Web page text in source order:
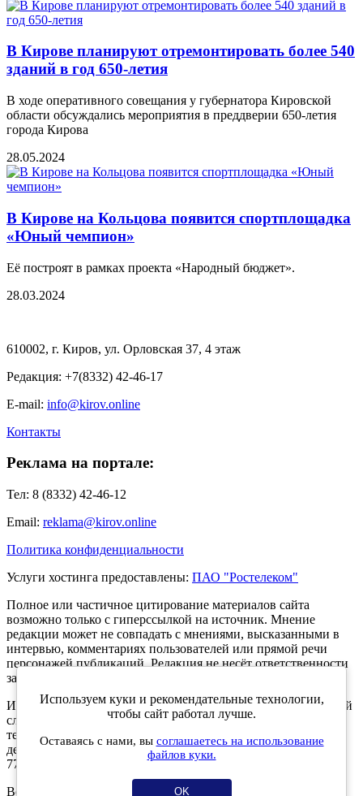
В Кирове планируют отремонтировать более 540
зданий в год 650-летия
В ходе оперативного совещания у губернатора Кировской
области обсуждались мероприятия в преддверии 650-летия
города Кирова
28.05.2024
В Кирове на Кольцова появится спортплощадка
«Юный чемпион»
Её построят в рамках проекта «Народный бюджет».
28.03.2024
610002, г. Киров, ул. Орловская 37, 4 этаж
Редакция: +7(8332) 42-46-17
E-mail: info@kirov.online
Контакты
Реклама на портале:
Тел: 8 (8332) 42-46-12
Email: reklama@kirov.online
Политика конфиденциальности
Услуги хостинга предоставлены: ПАО "Ростелеком"
Полное или частичное цитирование материалов сайта
возможно только с гиперссылкой на источник. Мнение
редакции может не совпадать с мнениями, высказанными в
интервью, комментариях пользователей или прямой речи
персонажей публикаций. Редакция не несёт ответственности
за текст комментариев читателей.
Интернет-портал Kirov.online зарегистрирован в Федеральной
службе по надзору в сфере связи, информационных
технологий и массовых коммуникаций (Роскомнадзор) 5
декабря 2019 года. Регистрационный номер ЭЛ № ФС 77 -
77189.
Возрастное ограничение 12+
Используем куки и рекомендательные технологии,
чтобы сайт работал лучше.
Оставаясь с нами, вы соглашаетесь на использование
файлов куки.
OK